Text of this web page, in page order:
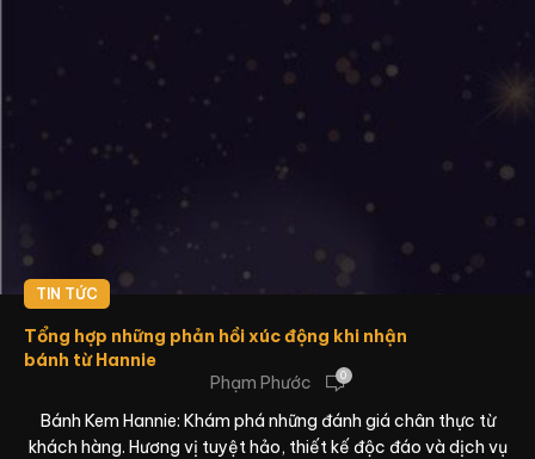
TIN TỨC
Tổng hợp những phản hồi xúc động khi nhận
bánh từ Hannie
Phạm Phước
0
Bánh Kem Hannie: Khám phá những đánh giá chân thực từ
khách hàng. Hương vị tuyệt hảo, thiết kế độc đáo và dịch vụ